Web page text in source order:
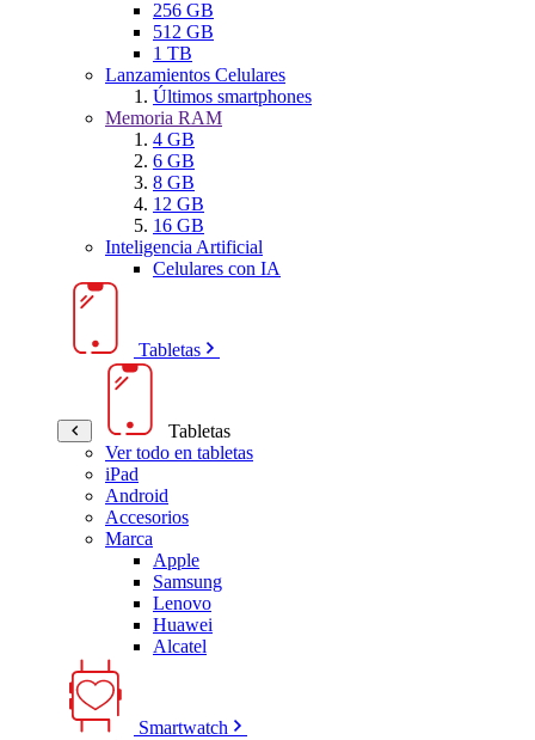
256 GB
512 GB
1 TB
Lanzamientos Celulares
Últimos smartphones
Memoria RAM
4 GB
6 GB
8 GB
12 GB
16 GB
Inteligencia Artificial
Celulares con IA
Tabletas
Tabletas
Ver todo en tabletas
iPad
Android
Accesorios
Marca
Apple
Samsung
Lenovo
Huawei
Alcatel
Smartwatch